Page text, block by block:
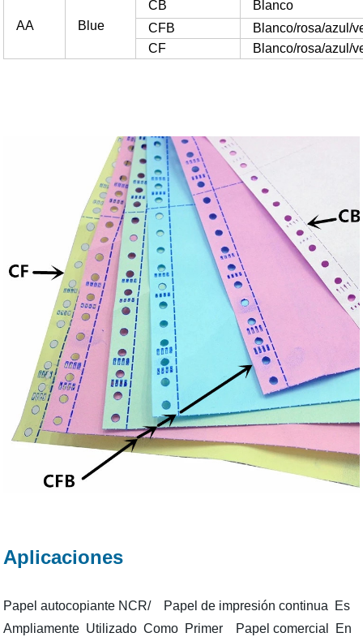
AA Blue
CB
Blanco
CFB
Blanco/rosa/azul/
CF
Blanco/rosa/azul/
Aplicaciones
Papel autocopiante NCR/ Papel de impresión continua Es
Ampliamente Utilizado Como Primer Papel comercial En